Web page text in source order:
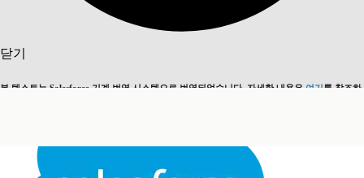
닫기
본 텍스트는 Salesforce 기계 번역 시스템으로 번역되었습니다. 자세한 내용은 여기를 참조하